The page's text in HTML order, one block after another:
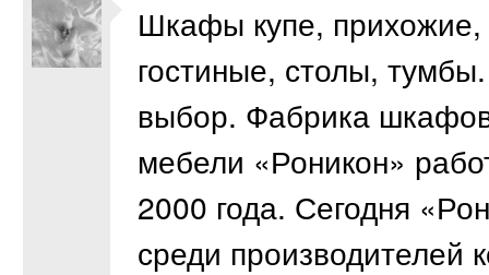
Шкафы купе, прихожие,
гостиные, столы,
выбор. Фабрика
мебели «Роникон»
2000 года. Сегодня
среди производителей